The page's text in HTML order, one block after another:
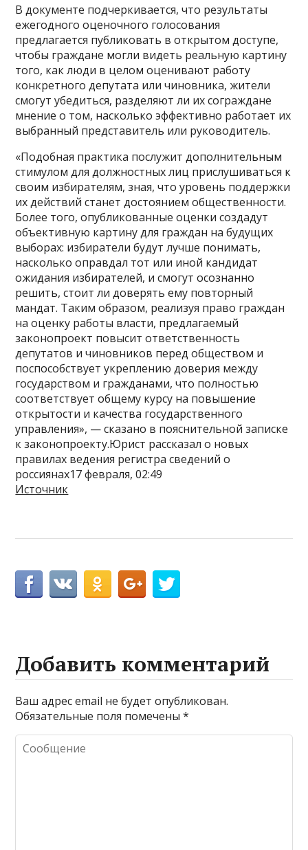
В документе подчеркивается, что результаты
ежегодного оценочного голосования
предлагается публиковать в открытом доступе,
чтобы граждане могли видеть реальную картину
того, как люди в целом оценивают работу
конкретного депутата или чиновника, жители
смогут убедиться, разделяют ли их сограждане
мнение о том, насколько эффективно работает их
выбранный представитель или руководитель.
«Подобная практика послужит дополнительным
стимулом для должностных лиц прислушиваться к
своим избирателям, зная, что уровень поддержки
их действий станет достоянием общественности.
Более того, опубликованные оценки создадут
объективную картину для граждан на будущих
выборах: избиратели будут лучше понимать,
насколько оправдал тот или иной кандидат
ожидания избирателей, и смогут осознанно
решить, стоит ли доверять ему повторный
мандат. Таким образом, реализуя право граждан
на оценку работы власти, предлагаемый
законопроект повысит ответственность
депутатов и чиновников перед обществом и
поспособствует укреплению доверия между
государством и гражданами, что полностью
соответствует общему курсу на повышение
открытости и качества государственного
управления», — сказано в пояснительной записке
к законопроекту.Юрист рассказал о новых
правилах ведения регистра сведений о
россиянах17 февраля, 02:49
Источник
Добавить комментарий
Ваш адрес email не будет опубликован.
Обязательные поля помечены*